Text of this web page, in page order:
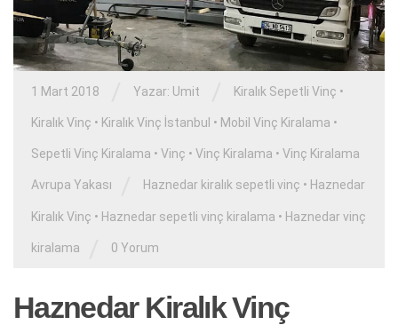
1 Mart 2018 Yazar: Umit Kiralık Sepetli Vinç •
Kiralık Vinç • Kiralık Vinç İstanbul • Mobil Vinç Kiralama •
Sepetli Vinç Kiralama • Vinç • Vinç Kiralama • Vinç Kiralama
Avrupa Yakası Haznedar kiralık sepetli vinç • Haznedar
Kiralık Vinç • Haznedar sepetli vinç kiralama • Haznedar vinç
kiralama 0 Yorum
Haznedar Kiralık Vinç